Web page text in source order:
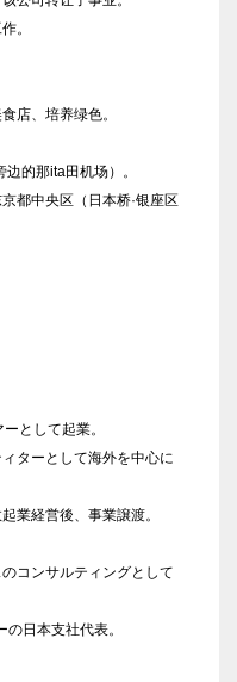
。
店、培养绿色。
的那ita田机场）。
都中央区（日本桥·银座区
として起業。
ターとして海外を中心に
業経営後、事業譲渡。
コンサルティングとして
日本支社代表。